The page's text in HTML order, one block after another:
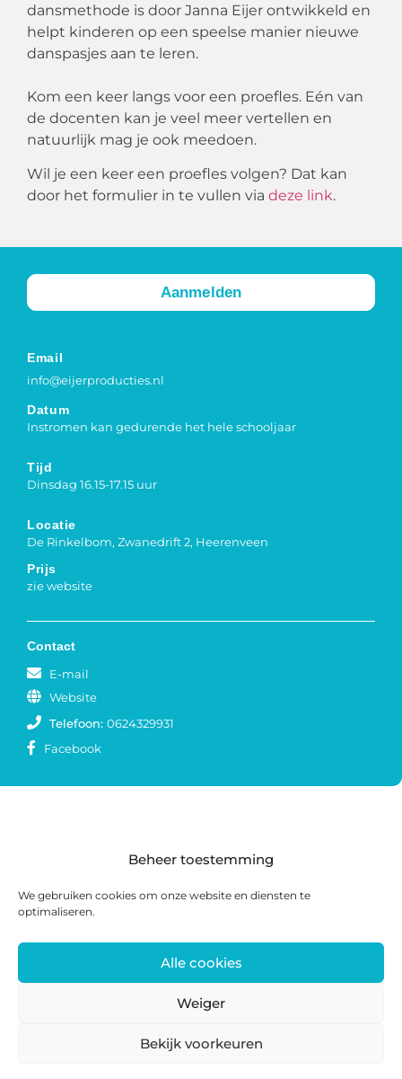
Beheer toestemming
We gebruiken cookies om onze website en diensten te
optimaliseren.
Alle cookies
Weiger
Bekijk voorkeuren
dansmethode is door Janna Eijer ontwikkeld en
helpt kinderen op een speelse manier nieuwe
danspasjes aan te leren.
Kom een keer langs voor een proefles. Eén van
de docenten kan je veel meer vertellen en
natuurlijk mag je ook meedoen.
Wil je een keer een proefles volgen? Dat kan
door het formulier in te vullen via deze link.
Aanmelden
Email
info@eijerproducties.nl
Datum
Instromen kan gedurende het hele schooljaar
Tijd
Dinsdag 16.15-17.15 uur
Locatie
De Rinkelbom, Zwanedrift 2, Heerenveen
Prijs
zie website
Contact
E-mail
Website
Telefoon: 0624329931
Facebook
Postadres: Postbus 285, 8440 AG Heerenveen |
Bezoekadres: Zwanedrift 2, 8446 KS Heerenveen
0513 468 158 | info@ateliersmajeur.nl